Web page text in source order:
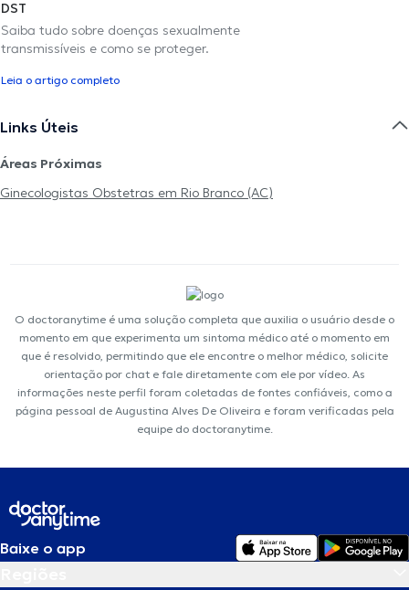
DST
Saiba tudo sobre doenças sexualmente
transmissíveis e como se proteger.
Leia o artigo completo
Links Úteis
Áreas Próximas
Ginecologistas Obstetras em Rio Branco (AC)
O doctoranytime é uma solução completa que auxilia o usuário desde o
momento em que experimenta um sintoma médico até o momento em
que é resolvido, permitindo que ele encontre o melhor médico, solicite
orientação por chat e fale diretamente com ele por vídeo. As
informações neste perfil foram coletadas de fontes confiáveis, como a
página pessoal de Augustina Alves De Oliveira e foram verificadas pela
equipe do doctoranytime.
Baixe o app